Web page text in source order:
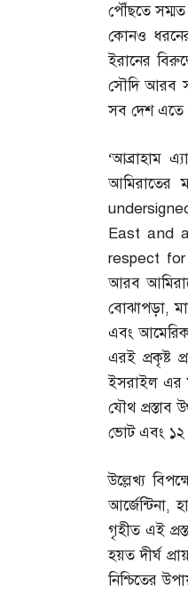
পৌঁছতে সম্মত
কোনও ধরনের
ইরানের
সৌদি আরব
সব দেশ এতে
‘আব্রাহাম
আমিরাতের
East and
respect
আরব
বোঝাপড়া,
এবং
এরই প্রকৃষ্ট
ইসরাইল এর
যৌথ প্রস্তাব
ভোট এবং ১২
উল্লেখ্য
আর্জেন্টিনা,
গৃহীত এই
হয়ত দীর্ঘ
নিশ্চিতের